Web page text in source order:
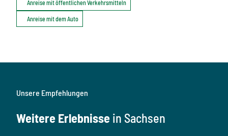
Anreise mit öffentlichen Verkehrsmitteln
Anreise mit dem Auto
Unsere Empfehlungen
Weitere Erlebnisse in Sachsen